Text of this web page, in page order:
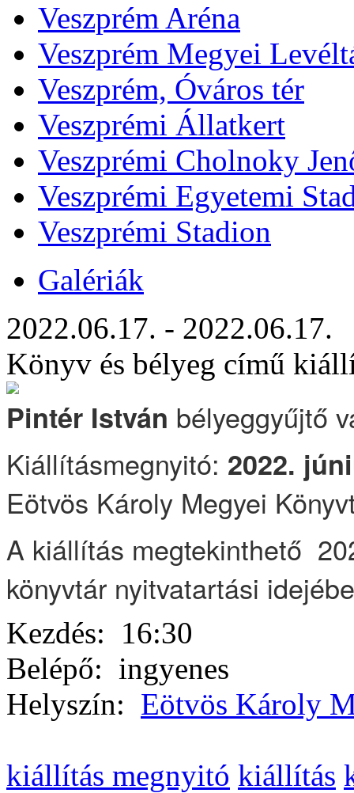
Veszprém Aréna
Veszprém Megyei
Veszprém, Óváros tér
Veszprémi Állatkert
Veszprémi Cholnoky
Veszprémi Egyetemi
Veszprémi Stadion
Galériák
2022.06.17. - 2022.06.17.
Könyv és bélyeg című
Pintér István bélyeggyűjtő
Kiállításmegnyitó: 2022.
Eötvös Károly Megyei
A kiállítás megtekinthető
könyvtár nyitvatartási
Kezdés: 16:30
Belépő: ingyenes
Helyszín: Eötvös Károly
kiállítás megnyitó kiállítás